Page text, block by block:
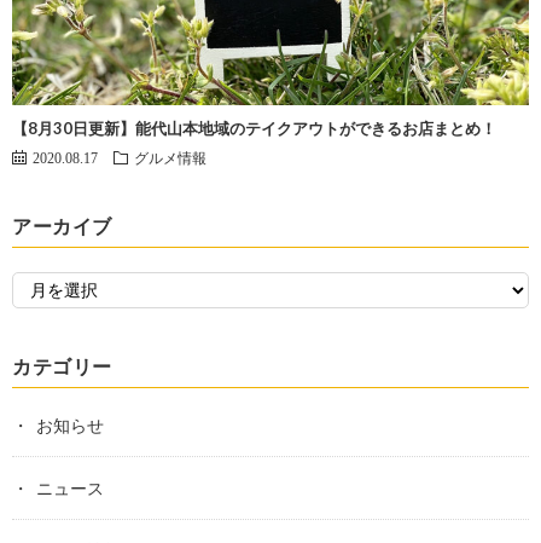
【8月30日更新】能代山本地域のテイクアウトができるお店まとめ！
2020.08.17 グルメ情報
アーカイブ
カテゴリー
お知らせ
ニュース